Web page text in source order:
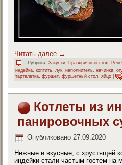
Читать далее →
Рубрика: Закуски, Праздничный стол,
индейка,коптить,лук,наполнитель,начинка,
тарталетка ,фуршет ,фуршетный стол ,яйцо |
Котлеты из
панировочных
Опубликовано 27.09.2020
Нежные и вкусные, с хрустящей
индейки стали частым гостем на